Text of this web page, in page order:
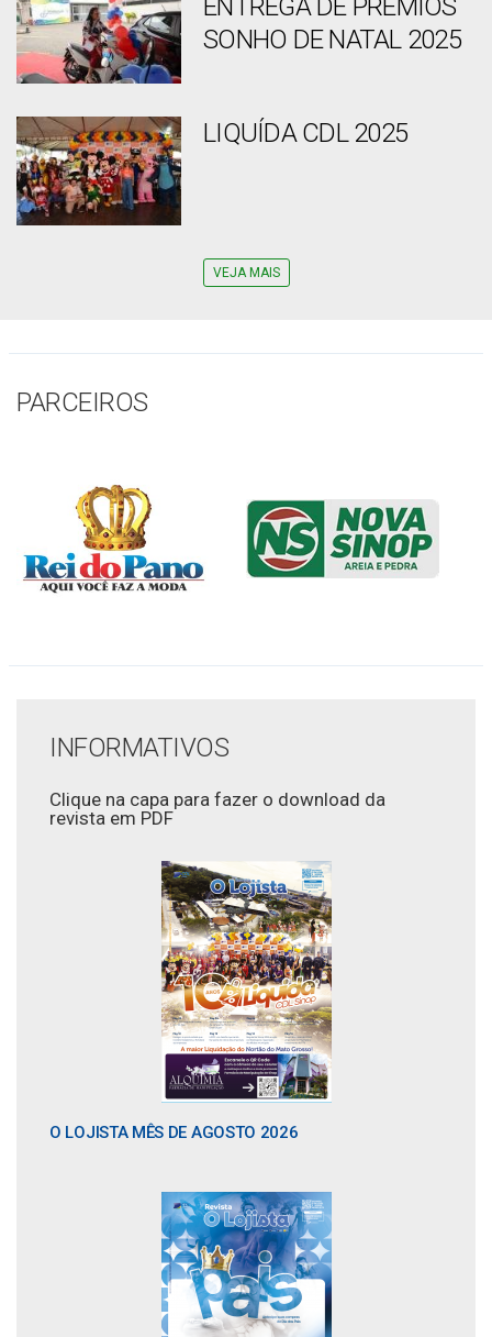
SONHO DE NATAL 2025
LIQUÍDA CDL 2025
VEJA MAIS
PARCEIROS
INFORMATIVOS
Clique na capa para fazer o download da
revista em PDF
O LOJISTA MÊS DE AGOSTO 2026